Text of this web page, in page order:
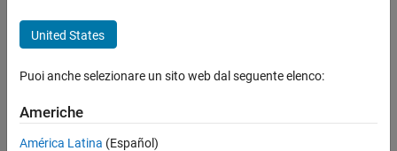
United States
Puoi anche selezionare un sito web dal seguente elenco:
Americhe
América Latina (Español)